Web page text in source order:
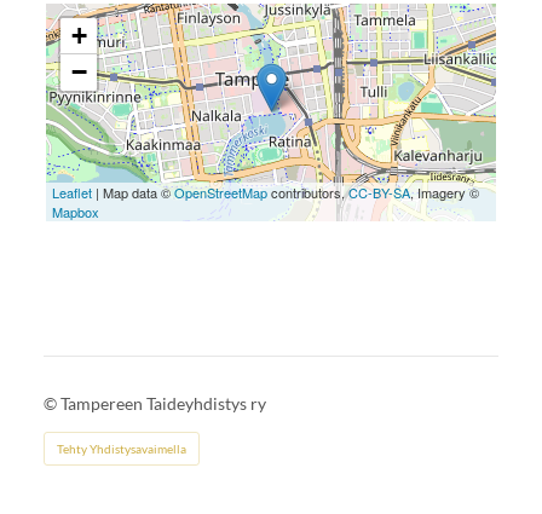
+
−
Leaflet| Map data ©OpenStreetMapcontributors,CC-BY-SA, Imagery ©
Mapbox
©Tampereen Taideyhdistys ry
Tehty Yhdistysavaimella